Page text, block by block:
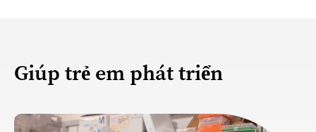
Giúp trẻ em phát triển